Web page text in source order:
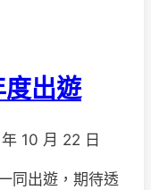
出遊
10 月 22 日
同出遊，期待透